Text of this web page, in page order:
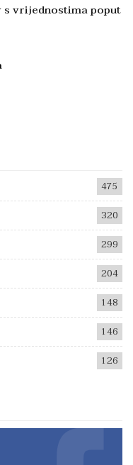
s vrijednostima poput
475
320
299
204
148
146
126